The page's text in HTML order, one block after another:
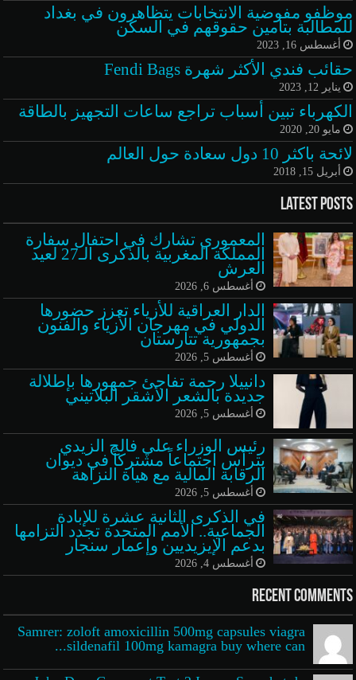
موظفو مفوضية الانتخابات يتظاهرون في بغداد
للمطالبة بتأمين حقوقهم في السكن
أغسطس 16, 2023
حقائب فندي الأكثر شهرة Fendi Bags
يناير 12, 2023
الكهرباء تبين أسباب تراجع ساعات التجهيز بالطاقة
مايو 20, 2020
لائحة باكثر 10 دول سعادة حول العالم
أبريل 15, 2018
Latest Posts
المعموري تشارك في احتفال سفارة
المملكة المغربية بالذكرى الـ27 لعيد
العرش
أغسطس 6, 2026
الدار العراقية للأزياء تعزز حضورها
الدولي في مهرجان الأزياء والفنون
بجمهورية تتارستان
أغسطس 5, 2026
دانييلا رحمة تفاجئ جمهورها بإطلالة
جديدة بالشعر الأشقر البلاتيني
أغسطس 5, 2026
رئيس الوزراء علي فالح الزيدي
يترأس اجتماعاً مشتركاً في ديوان
الرقابة المالية مع هيأة النزاهة
أغسطس 5, 2026
في الذكرى الثانية عشرة للإبادة
الجماعية.. الأمم المتحدة تجدد التزامها
بدعم الإيزيديين وإعمار سنجار
أغسطس 4, 2026
Recent Comments
Samrer: zoloft amoxicillin 500mg capsules viagra
sildenafil 100mg kamagra buy where can...